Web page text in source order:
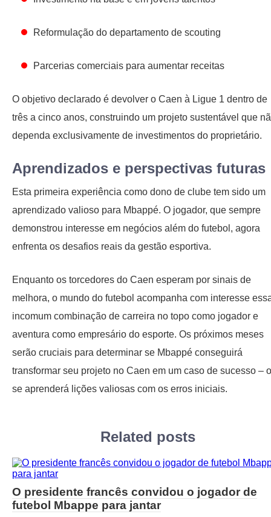
Reformulação do departamento de scouting
Parcerias comerciais para aumentar receitas
O objetivo declarado é devolver o Caen à Ligue 1 dentro de
três a cinco anos, construindo um projeto sustentável que
dependa exclusivamente de investimentos do proprietário.
Aprendizados e perspectivas futuras
Esta primeira experiência como dono de clube tem sido um
aprendizado valioso para Mbappé. O jogador, que sempre
demonstrou interesse em negócios além do futebol, agora
enfrenta os desafios reais da gestão esportiva.
Enquanto os torcedores do Caen esperam por sinais de
melhora, o mundo do futebol acompanha com interesse
incomum combinação de carreira no topo como jogador e
aventura como empresário do esporte. Os próximos meses
serão cruciais para determinar se Mbappé conseguirá
transformar seu projeto no Caen em um caso de sucesso –
se aprenderá lições valiosas com os erros iniciais.
Related posts
O presidente francês convidou o jogador de
futebol Mbappe para jantar